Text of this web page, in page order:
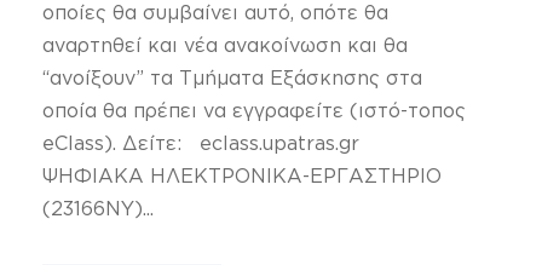
οποίες θα συμβαίνει αυτό, οπότε θα
αναρτηθεί και νέα ανακοίνωση και θα
“ανοίξουν” τα Τμήματα Εξάσκησης στα
οποία θα πρέπει να εγγραφείτε (ιστό-τοπος
eClass). Δείτε: eclass.upatras.gr
ΨΗΦΙΑΚΑ ΗΛΕΚΤΡΟΝΙΚΑ-ΕΡΓΑΣΤΗΡΙΟ
(23166NY)...